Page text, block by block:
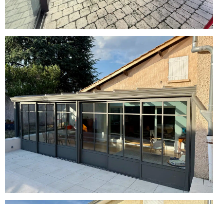
Installation d’une Véranda Chevron
Esprit Atelier à Millery